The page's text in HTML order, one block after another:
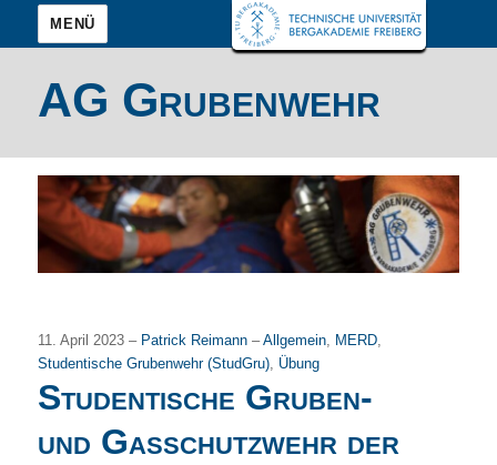
MENÜ
AG Grubenwehr
11. April 2023 – Patrick Reimann–Allgemein, MERD,
Studentische Grubenwehr (StudGru), Übung
Studentische Gruben-
und Gasschutzwehr der